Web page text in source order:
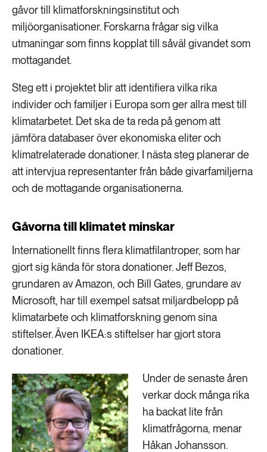
gåvor till klimatforskningsinstitut och
miljöorganisationer. Forskarna frågar sig vilka
utmaningar som finns kopplat till såväl givandet som
mottagandet.
Steg ett i projektet blir att identifiera vilka rika
individer och familjer i Europa som ger allra mest till
klimatarbetet. Det ska de ta reda på genom att
jämföra databaser över ekonomiska eliter och
klimatrelaterade donationer. I nästa steg planerar de
att intervjua representanter från både givarfamiljerna
och de mottagande organisationerna.
Gåvorna till klimatet minskar
Internationellt finns flera klimatfilantroper, som har
gjort sig kända för stora donationer. Jeff Bezos,
grundaren av Amazon, och Bill Gates, grundare av
Microsoft, har till exempel satsat miljardbelopp på
klimatarbete och klimatforskning genom sina
stiftelser. Även IKEA:s stiftelser har gjort stora
donationer.
Under de senaste åren
verkar dock många rika
ha backat lite från
klimatfrågorna, menar
Håkan Johansson.